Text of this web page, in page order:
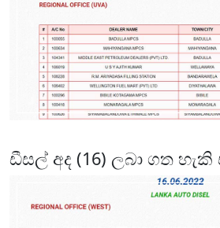
ඩීසල් අද (16) ලබා ගත හැකි